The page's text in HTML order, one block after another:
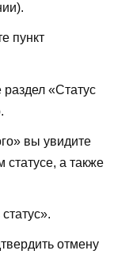
пункт
раздел «Статус
вы увидите
а также
отмену